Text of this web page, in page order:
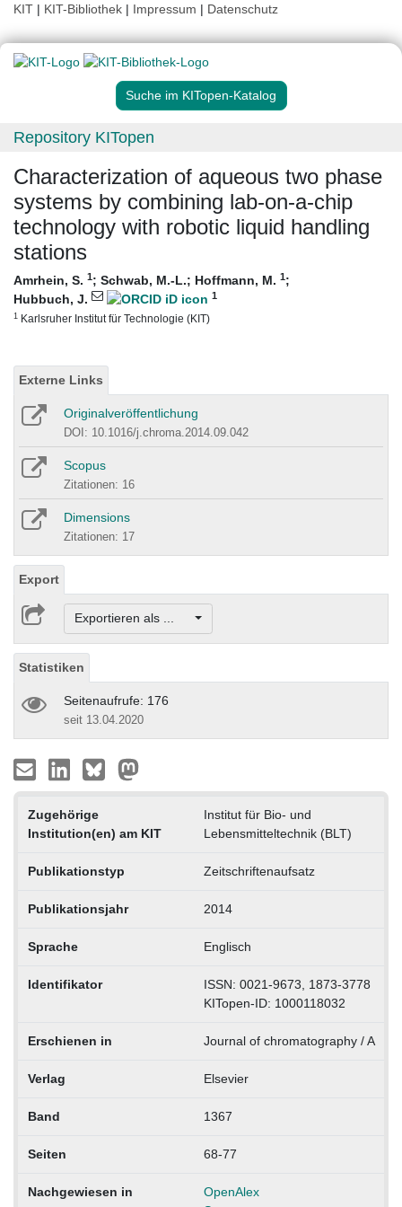
KIT | KIT-Bibliothek | Impressum | Datenschutz
Suche im KITopen-Katalog
Repository KITopen
Characterization of aqueous two phase
systems by combining lab-on-a-chip
technology with robotic liquid handling
stations
Amrhein, S. 1; Schwab, M.-L.; Hoffmann, M. 1;
Hubbuch, J.
1
1 Karlsruher Institut für Technologie (KIT)
Externe Links
Originalveröffentlichung
DOI: 10.1016/j.chroma.2014.09.042
Scopus
Zitationen: 16
Dimensions
Zitationen: 17
Export
Exportieren als ...
Statistiken
Seitenaufrufe: 176
seit 13.04.2020
Zugehörige
Institution(en) am KIT
Institut für Bio- und
Lebensmitteltechnik (BLT)
Publikationstyp Zeitschriftenaufsatz
Publikationsjahr 2014
Sprache Englisch
Identifikator
ISSN: 0021-9673, 1873-3778
KITopen-ID: 1000118032
Erschienen in Journal of chromatography / A
Verlag Elsevier
Band 1367
Seiten 68-77
Nachgewiesen in
OpenAlex